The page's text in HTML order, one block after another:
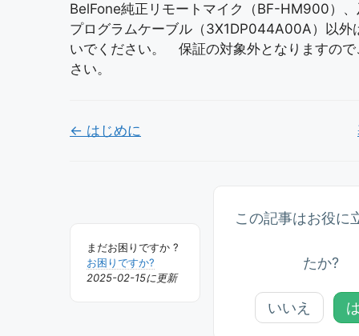
BelFone純正リモートマイク（BF-HM900）
プログラムケーブル（3X1DP044A00A）以外
いでください。 保証の対象外となりますので
さい。
Doc
ー
シ
← はじめに
まだお困りですか ?
お困りですか?
2025-02-15に更新
この記事はお役に
たか?
いいえ